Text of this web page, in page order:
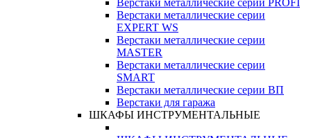
Верстаки металлические серии PROFI
Верстаки металлические серии
EXPERT WS
Верстаки металлические серии
MASTER
Верстаки металлические серии
SMART
Верстаки металлические серии ВП
Верстаки для гаража
ШКАФЫ ИНСТРУМЕНТАЛЬНЫЕ